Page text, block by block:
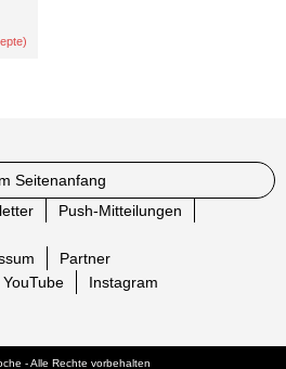
Seitenanfang
Push-Mitteilungen
Partner
YouTube Instagram
- Alle Rechte vorbehalten